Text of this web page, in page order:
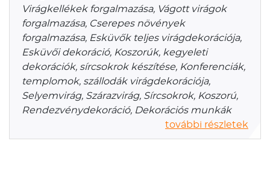
Virágkellékek forgalmazása, Vágott virágok
forgalmazása, Cserepes növények
forgalmazása, Esküvők teljes virágdekorációja,
Esküvői dekoráció, Koszorúk, kegyeleti
dekorációk, sírcsokrok készítése, Konferenciák,
templomok, szállodák virágdekorációja,
Selyemvirág, Szárazvirág, Sírcsokrok, Koszorú,
Rendezvénydekoráció, Dekorációs munkák
további részletek